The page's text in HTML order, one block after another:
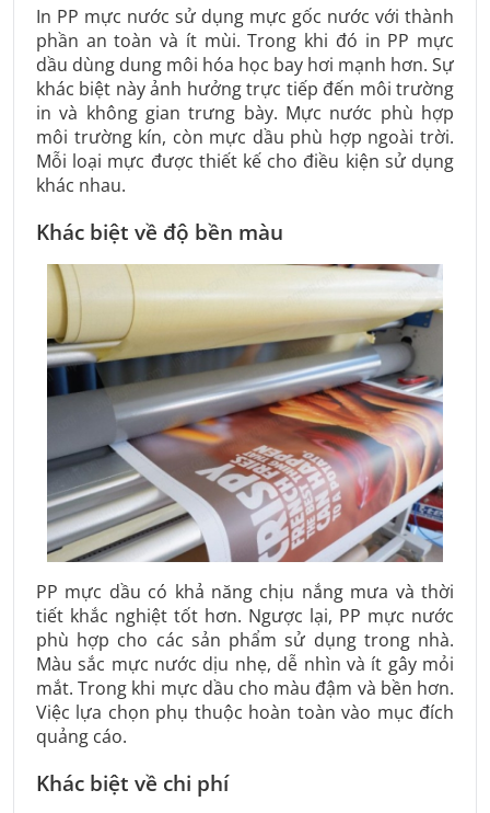
In PP mực nước sử dụng mực gốc nước với thành
phần an toàn và ít mùi. Trong khi đó in PP mực
dầu dùng dung môi hóa học bay hơi mạnh hơn. Sự
khác biệt này ảnh hưởng trực tiếp đến môi trường
in và không gian trưng bày. Mực nước phù hợp
môi trường kín, còn mực dầu phù hợp ngoài trời.
Mỗi loại mực được thiết kế cho điều kiện sử dụng
khác nhau.
Khác biệt về độ bền màu
PP mực dầu có khả năng chịu nắng mưa và thời
tiết khắc nghiệt tốt hơn. Ngược lại, PP mực nước
phù hợp cho các sản phẩm sử dụng trong nhà.
Màu sắc mực nước dịu nhẹ, dễ nhìn và ít gây mỏi
mắt. Trong khi mực dầu cho màu đậm và bền hơn.
Việc lựa chọn phụ thuộc hoàn toàn vào mục đích
quảng cáo.
Khác biệt về chi phí